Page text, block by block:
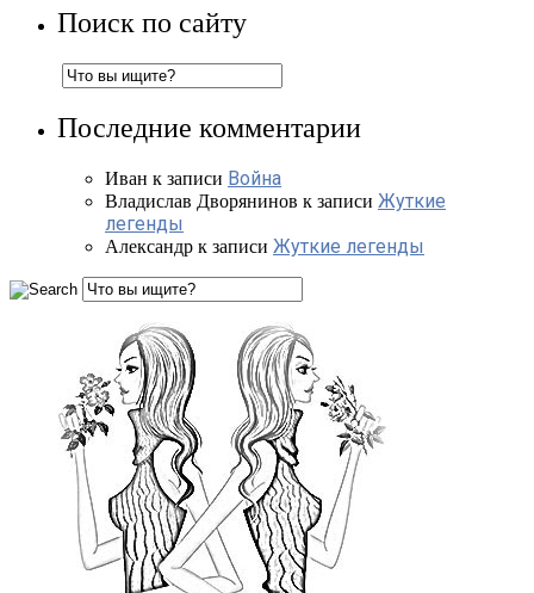
Поиск по сайту
Последние комментарии
Иван к записи Война
Владислав Дворянинов к записи Жуткие
легенды
Александр к записи Жуткие легенды